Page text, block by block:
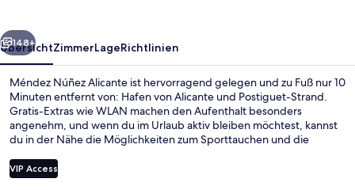
Weiter
148+
ÜbersichtZimmerLageRichtlinien
Méndez Núñez Alicante ist hervorragend gelegen und zu Fuß nur 10
Minuten entfernt von: Hafen von Alicante und Postiguet-Strand.
Gratis-Extras wie WLAN machen den Aufenthalt besonders
angenehm, und wenn du im Urlaub aktiv bleiben möchtest, kannst
du in der Nähe die Möglichkeiten zum Sporttauchen und die
zu Fuß höchstens 15 Minuten entfernt von: Kaufhaus El Corte Inglés.
Anderen Reisenden gefallen das hilfsbereite Personal und die
VIP Access